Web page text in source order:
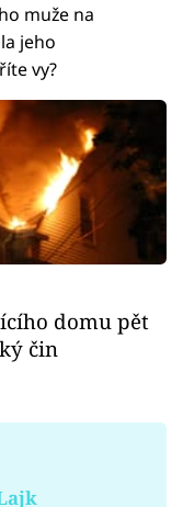
muže na
jeho
vy?
domu pět
čin